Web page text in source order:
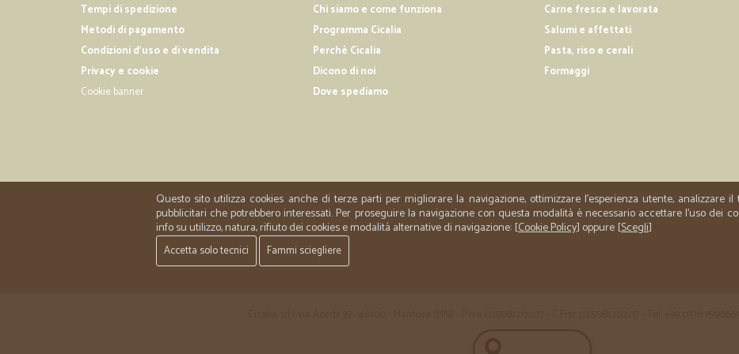
Ottima e consegne puntuali
non c'è nulla da aggiungere ottimo
Tempi di spedizione
Metodi di pagamento
Condizioni d'uso e di vendita
Privacy e cookie
Cookie banner
Chi siamo e come funziona
Programma Cicalia
Perché Cicalia
Dicono di noi
Dove spediamo
Carne fresca e lavorata
Salumi e affettati
Pasta, riso e cerali
Formaggi
Questo sito utilizza cookies anche di terze parti per migliorare la navigazione, ottimizzare l'esperienza utente, analizzare
pubblicitari che potrebbero interessati. Per proseguire la navigazione con questa modalità è necessario accettare l'uso dei
info su utilizzo, natura, rifiuto dei cookies e modalità alternative di navigazione: [Cookie Policy] oppure [Scegli]
Accetta solo tecnici Fammi sciegliere